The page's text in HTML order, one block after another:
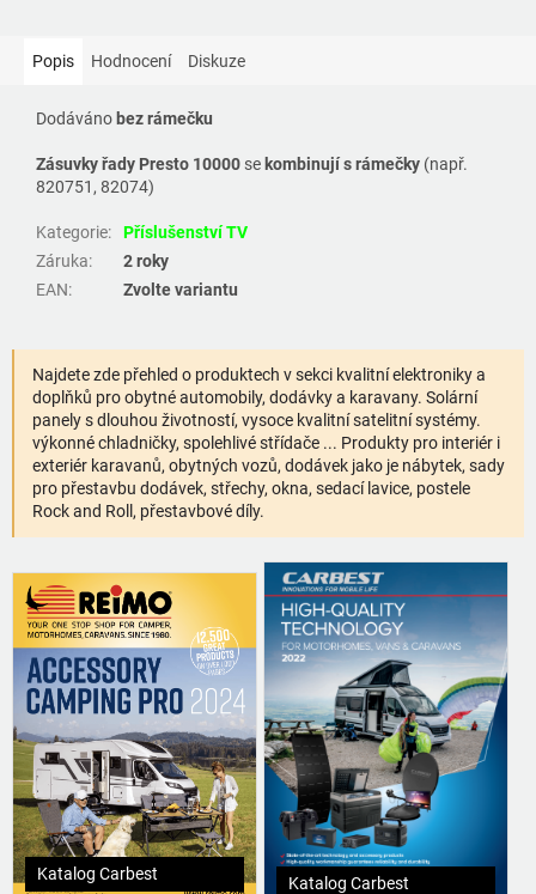
Popis Hodnocení Diskuze
Dodáváno bez rámečku
Zásuvky řady Presto 10000 se kombinují s rámečky (např.
820751, 82074)
Kategorie:
Příslušenství TV
Záruka:
2 roky
EAN: Zvolte variantu
Najdete zde přehled o produktech v sekci kvalitní elektroniky a
doplňků pro obytné automobily, dodávky a karavany. Solární
panely s dlouhou životností, vysoce kvalitní satelitní systémy.
výkonné chladničky, spolehlivé střídače ... Produkty pro interiér i
exteriér karavanů, obytných vozů, dodávek jako je nábytek, sady
pro přestavbu dodávek, střechy, okna, sedací lavice, postele
Rock and Roll, přestavbové díly.
Katalog Carbest
Katalog Carbest